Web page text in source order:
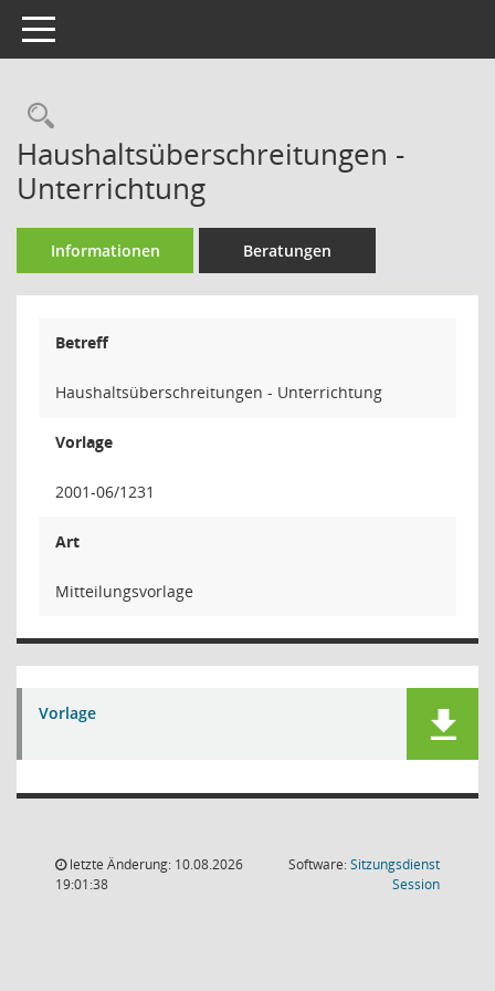
Toggle navigation
Rechercheauswahl
Haushaltsüberschreitungen -
Unterrichtung
Informationen Beratungen
Betreff
Haushaltsüberschreitungen - Unterrichtung
Vorlage
2001-06/1231
Art
Mitteilungsvorlage
Vorlage
letzte Änderung: 10.08.2026
19:01:38
Software:Sitzungsdienst
Session(Wird in